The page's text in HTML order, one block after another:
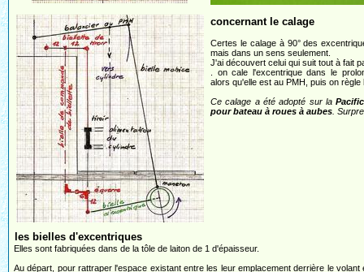
concernant le calage
Certes le calage à 90° des
mais dans un sens seulement.
J'ai découvert celui qui suit tout à fait
. on cale l'excentrique dans le
alors qu'elle est au PMH, puis on
Ce calage a été adopté sur la
pour bateau à roues à aubes .
les bielles d'excentriques
Elles sont fabriquées dans de la tôle de laiton de 1 d'épaisseur.
Au départ, pour rattraper l'espace existant entre les leur emplacement derrière le